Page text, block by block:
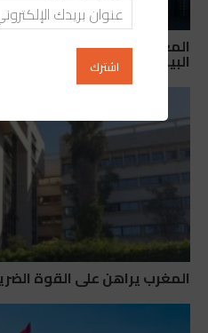
المغرب يعزز ريادته الرقمية
البيانات المعتمدة
المغرب يراهن على القوة